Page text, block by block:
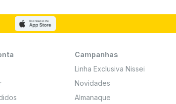
Campanhas
Linha Exclusiva Nissei
Novidades
Almanaque